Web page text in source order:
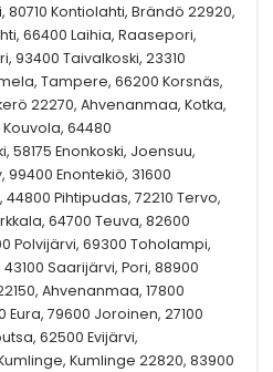
80710 Kontiolahti, Brändö 22920,
66400 Laihia, Raasepori,
93400 Taivalkoski, 23310
Tampere, 66200 Korsnäs,
22270, Ahvenanmaa, Kotka,
64480
58175 Enonkoski, Joensuu,
99400 Enontekiö, 31600
Pihtipudas, 72210 Tervo,
64700 Teuva, 82600
Polvijärvi, 69300 Toholampi,
Saarijärvi, Pori, 88900
Ahvenanmaa, 17800
Eura, 79600 Joroinen, 27100
62500 Evijärvi,
Kumlinge 22820, 83900